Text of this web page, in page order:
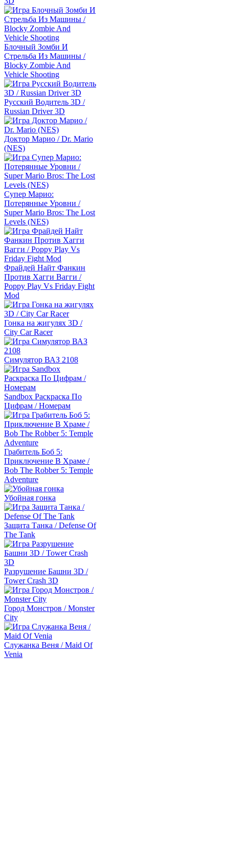
Блочный Зомби И
Стрельба Из Машины /
Blocky Zombie And
Vehicle Shooting
Русский Водитель 3D /
Russian Driver 3D
Доктор Марио / Dr. Mario
(NES)
Супер Марио:
Потерянные Уровни /
Super Mario Bros: The Lost
Levels (NES)
Фрайдей Найт Фанкин
Против Хагги Вагги /
Poppy Play Vs Friday Fight
Mod
Гонка на жигулях 3D /
City Car Racer
Симулятор ВАЗ 2108
Sandbox Раскраска По
Цифрам / Номерам
Грабитель Боб 5:
Приключение В Храме /
Bob The Robber 5: Temple
Adventure
Убойная гонка
Защита Танка / Defense Of
The Tank
Разрушение Башни 3D /
Tower Crash 3D
Город Монстров / Monster
City
Служанка Веня / Maid Of
Venia